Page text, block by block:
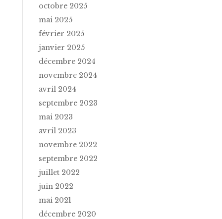
octobre 2025
mai 2025
février 2025
janvier 2025
décembre 2024
novembre 2024
avril 2024
septembre 2023
mai 2023
avril 2023
novembre 2022
septembre 2022
juillet 2022
juin 2022
mai 2021
décembre 2020